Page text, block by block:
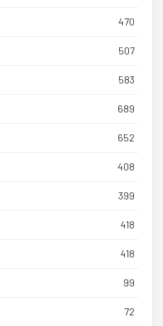
470
507
583
689
652
408
399
418
418
99
72